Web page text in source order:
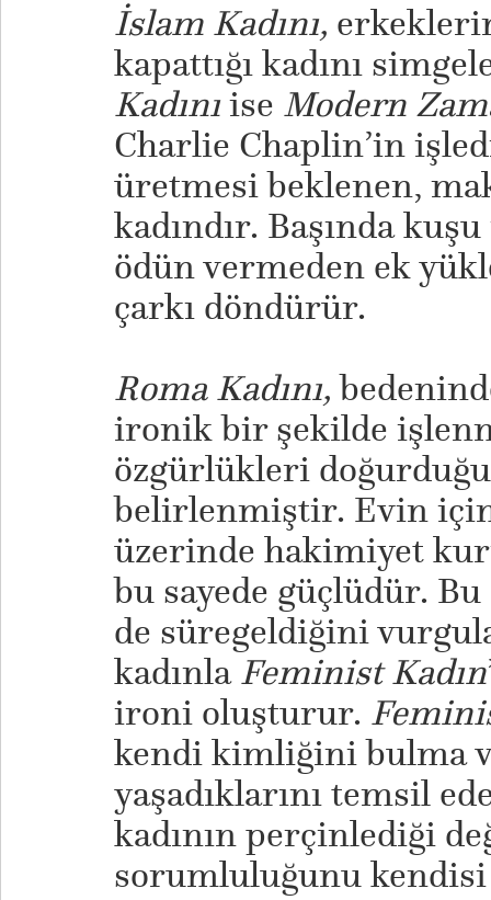
İslam Kadını,
kapattığı kadını
Kadınıise Modern
Charlie Chaplin’in
üretmesi beklenen,
kadındır. Başında
ödün vermeden ek
çarkı döndürür.
Roma Kadını,
ironik bir şekilde
özgürlükleri doğurduğu
belirlenmiştir. Evin
üzerinde hakimiyet
bu sayede güçlüdür.
de süregeldiğini
kadınlaFeminist Kadın
ironi oluşturur.
kendi kimliğini bulma
yaşadıklarını temsil
kadının perçinlediği
sorumluluğunu kendisi